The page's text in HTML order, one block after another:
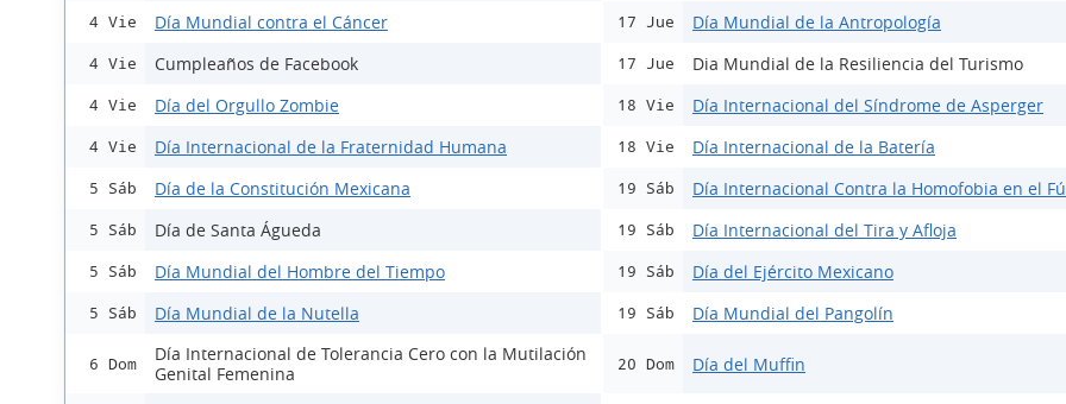
4 Vie Día Mundial contra el Cáncer
4 Vie Cumpleaños de Facebook
4 Vie Día del Orgullo Zombie
4 Vie Día Internacional de la Fraternidad Humana
5 Sáb Día de la Constitución Mexicana
5 Sáb Día de Santa Águeda
5 Sáb Día Mundial del Hombre del Tiempo
5 Sáb Día Mundial de la Nutella
6 Dom
Día Internacional de Tolerancia Cero con la Mutilación
Genital Femenina
17 Jue Día Mundial de la Antropología
17 Jue Dia Mundial de la Resiliencia del Turismo
18 Vie Día Internacional del Síndrome de Asperger
18 Vie Día Internacional de la Batería
19 Sáb Día Internacional Contra la Homofobia en el
19 Sáb Día Internacional del Tira y Afloja
19 Sáb Día del Ejército Mexicano
19 Sáb Día Mundial del Pangolín
20 Dom Día del Muffin